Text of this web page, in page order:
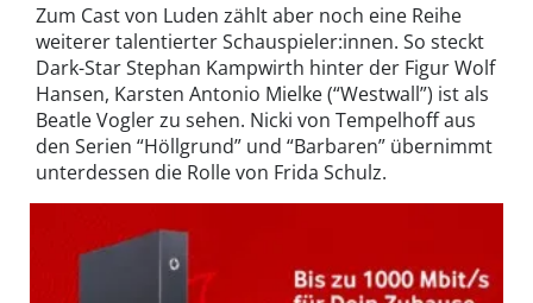
Zum Cast von Luden zählt aber noch eine Reihe
weiterer talentierter Schauspieler:innen. So steckt
Dark-Star Stephan Kampwirth hinter der Figur Wolf
Hansen, Karsten Antonio Mielke (“Westwall”) ist als
Beatle Vogler zu sehen. Nicki von Tempelhoff aus
den Serien “Höllgrund” und “Barbaren” übernimmt
unterdessen die Rolle von Frida Schulz.